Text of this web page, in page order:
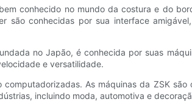
conhecido no mundo da costura e do
são conhecidas por sua interface
no Japão, é conhecida por suas
e versatilidade.
As máquinas da ZSK
incluindo moda, automotiva e